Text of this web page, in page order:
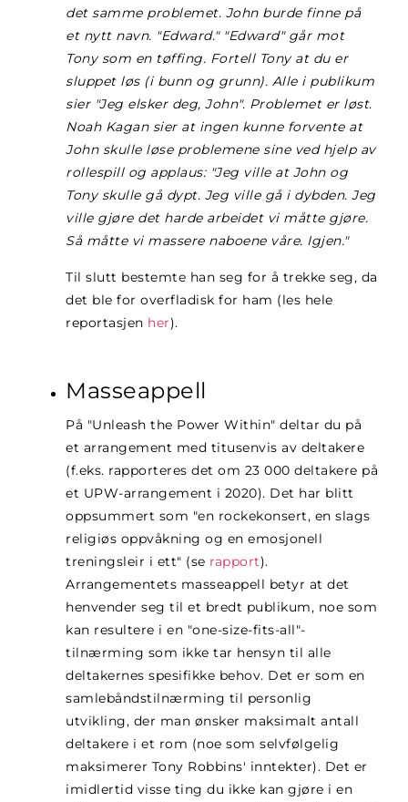
det samme problemet. John burde finne på
et nytt navn. "Edward." "Edward" går mot
Tony som en tøffing. Fortell Tony at du er
sluppet løs (i bunn og grunn). Alle i publikum
sier "Jeg elsker deg, John". Problemet er løst.
Noah Kagan sier at ingen kunne forvente at
John skulle løse problemene sine ved hjelp av
rollespill og applaus: "Jeg ville at John og
Tony skulle gå dypt. Jeg ville gå i dybden. Jeg
ville gjøre det harde arbeidet vi måtte gjøre.
Så måtte vi massere naboene våre. Igjen."
Til slutt bestemte han seg for å trekke seg, da
det ble for overfladisk for ham (les hele
reportasjen her).
Masseappell
På "Unleash the Power Within" deltar du på
et arrangement med titusenvis av deltakere
(f.eks. rapporteres det om 23 000 deltakere på
et UPW-arrangement i 2020). Det har blitt
oppsummert som "en rockekonsert, en slags
religiøs oppvåkning og en emosjonell
treningsleir i ett" (se rapport).
Arrangementets masseappell betyr at det
henvender seg til et bredt publikum, noe som
kan resultere i en "one-size-fits-all"-
tilnærming som ikke tar hensyn til alle
deltakernes spesifikke behov. Det er som en
samlebåndstilnærming til personlig
utvikling, der man ønsker maksimalt antall
deltakere i et rom (noe som selvfølgelig
maksimerer Tony Robbins' inntekter). Det er
imidlertid visse ting du ikke kan gjøre i en